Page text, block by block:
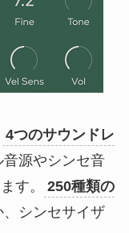
4つのサウンドレ
源やシンセ音
す。
250種類の
シンセサイザ